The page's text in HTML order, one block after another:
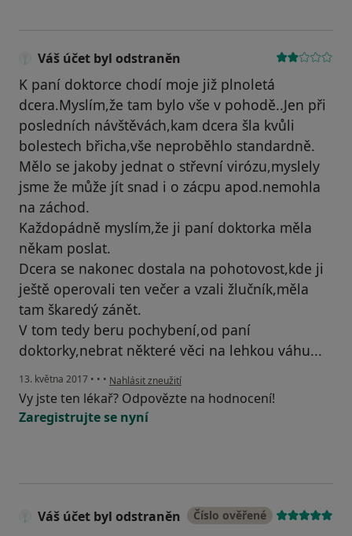
Váš účet byl odstraněn
K paní doktorce chodí moje již plnoletá
dcera.Myslím,že tam bylo vše v pohodě..Jen při
posledních návštěvách,kam dcera šla kvůli
bolestech břicha,vše neproběhlo standardně.
Mělo se jakoby jednat o střevní virózu,myslely
jsme že může jít snad i o zácpu apod.nemohla
na záchod.
Každopádně myslím,že ji paní doktorka měla
někam poslat.
Dcera se nakonec dostala na pohotovost,kde ji
ještě operovali ten večer a vzali žlučník,měla
tam škaredý zánět.
V tom tedy beru pochybení,od paní
doktorky,nebrat některé věci na lehkou váhu...
13. května 2017 • • • podle názoru uživatele Váš účet byl odstraněn
Nahlásit zneužití
Vy jste ten lékař? Odpovězte na hodnocení!
Zaregistrujte se nyní
Váš účet byl odstraněn Číslo ověřené